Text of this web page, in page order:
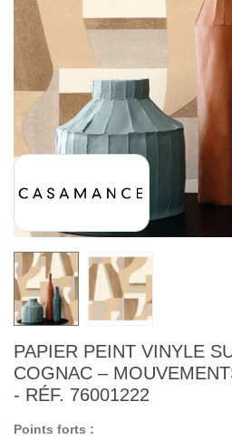
PAPIER PEINT VINYLE
COGNAC –
- RÉF. 76001222
Points forts :